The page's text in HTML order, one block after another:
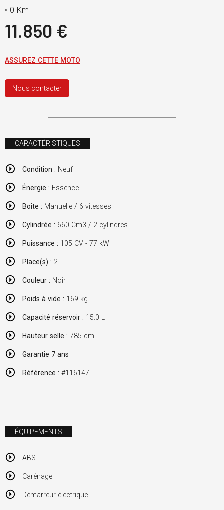
• 0 Km
11.850 €
ASSUREZ CETTE MOTO
Nous contacter
CARACTÉRISTIQUES
Condition : Neuf
Énergie : Essence
Boîte : Manuelle / 6 vitesses
Cylindrée : 660 Cm3 / 2 cylindres
Puissance : 105 CV - 77 kW
Place(s) : 2
Couleur : Noir
Poids à vide : 169 kg
Capacité réservoir : 15.0 L
Hauteur selle : 785 cm
Garantie 7 ans
Référence : #116147
ÉQUIPEMENTS
ABS
Carénage
Démarreur électrique